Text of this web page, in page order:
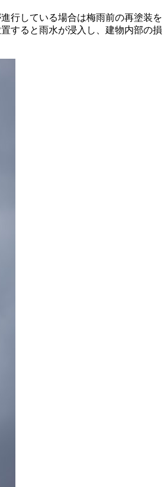
行している場合は梅雨前の再塗装を
すると雨水が浸入し、建物内部の損